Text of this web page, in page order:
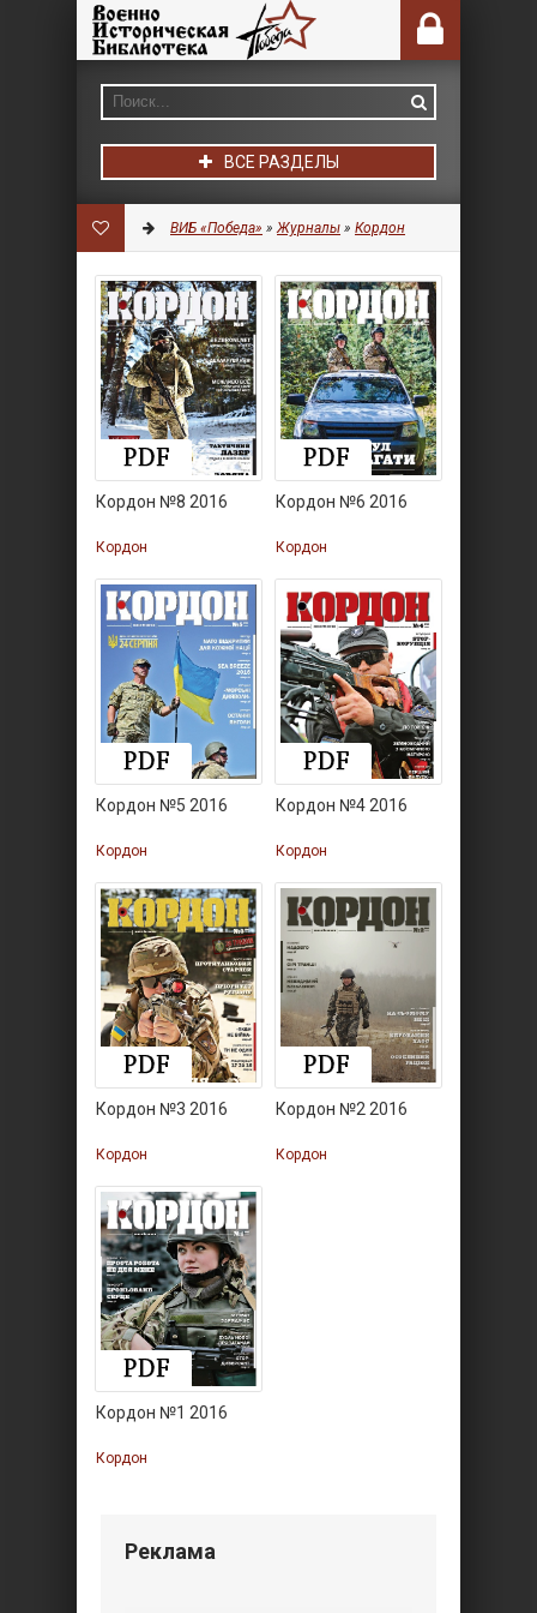
ВСЕ РАЗДЕЛЫ
ВИБ «Победа» »Журналы » Кордон
Кордон №8 2016
Кордон
Кордон №6 2016
Кордон
Кордон №5 2016
Кордон
Кордон №4 2016
Кордон
Кордон №3 2016
Кордон
Кордон №2 2016
Кордон
Кордон №1 2016
Кордон
Реклама